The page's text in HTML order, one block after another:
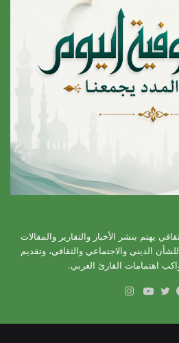
يهتم بنشر الأخبار والتقارير والمقالات
الديني والاجتماعي والثقافي، وتقديم
اهتمامات القارئ العربي.